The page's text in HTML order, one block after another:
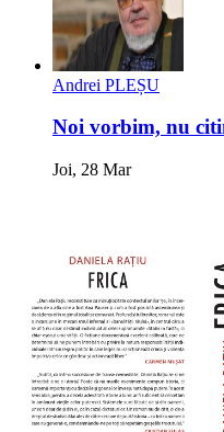
Andrei PLEȘU
Noi vorbim, nu
Joi, 28 Mar